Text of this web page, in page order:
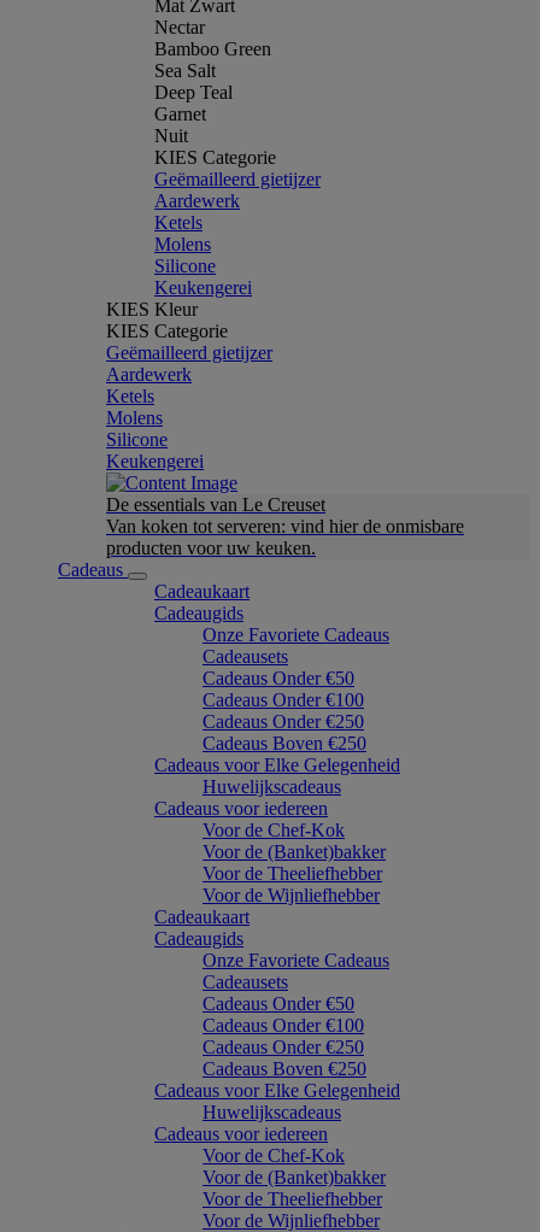
Mat Zwart
Nectar
Bamboo Green
Sea Salt
Deep Teal
Garnet
Nuit
KIES Categorie
Geëmailleerd gietijzer
Aardewerk
Ketels
Molens
Silicone
Keukengerei
KIES Kleur
KIES Categorie
Geëmailleerd gietijzer
Aardewerk
Ketels
Molens
Silicone
Keukengerei
De essentials van Le Creuset
Van koken tot serveren: vind hier de onmisbare
producten voor uw keuken.
Cadeaus
Cadeaukaart
Cadeaugids
Onze Favoriete Cadeaus
Cadeausets
Cadeaus Onder €50
Cadeaus Onder €100
Cadeaus Onder €250
Cadeaus Boven €250
Cadeaus voor Elke Gelegenheid
Huwelijkscadeaus
Cadeaus voor iedereen
Voor de Chef-Kok
Voor de (Banket)bakker
Voor de Theeliefhebber
Voor de Wijnliefhebber
Cadeaukaart
Cadeaugids
Onze Favoriete Cadeaus
Cadeausets
Cadeaus Onder €50
Cadeaus Onder €100
Cadeaus Onder €250
Cadeaus Boven €250
Cadeaus voor Elke Gelegenheid
Huwelijkscadeaus
Cadeaus voor iedereen
Voor de Chef-Kok
Voor de (Banket)bakker
Voor de Theeliefhebber
Voor de Wijnliefhebber